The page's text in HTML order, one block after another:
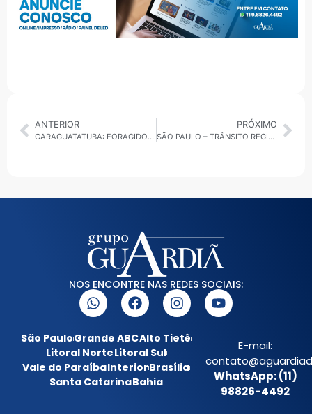
ANTERIOR
CARAGUATATUBA: FORAGIDO É PRESO COM R$ 34,8 MIL E MIL PINOS DE COCAÍNA
PRÓXIMO
SÃO PAULO – TRÂNSITO REGISTRA MAIOR LENTIDÃO NA REGIÃO SUL NESTA TERÇA FEIRA
NOS ENCONTRE NAS REDES SOCIAIS:
São PauloGrande ABCAlto Tietê
Litoral NorteLitoral Sul
Vale do ParaíbaInteriorBrasília
Santa CatarinaBahia
E-mail:
WhatsApp: (11)
98826-4492